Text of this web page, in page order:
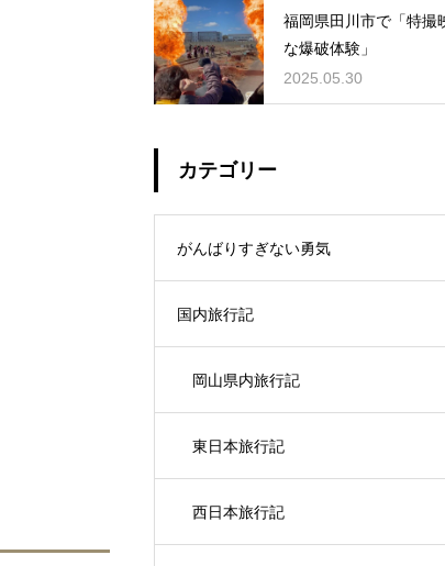
福岡県田川市で「特撮
な爆破体験」
2025.05.30
カテゴリー
がんばりすぎない勇気
国内旅行記
岡山県内旅行記
東日本旅行記
西日本旅行記